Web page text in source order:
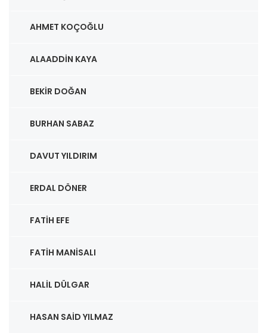
AHMET KOÇOĞLU
ALAADDIN KAYA
BEKIR DOĞAN
BURHAN SABAZ
DAVUT YILDIRIM
ERDAL DÖNER
FATIH EFE
FATIH MANISALI
HALIL DÜLGAR
HASAN SAID YILMAZ